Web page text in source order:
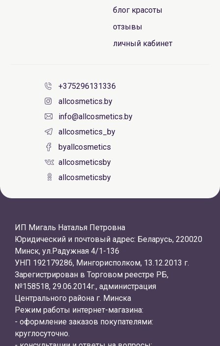
блог красоты
отзывы
личный кабинет
+375296131336
allcosmetics.by
info@allcosmetics.by
allcosmetics_by
byallcosmetics
allcosmeticsby
allcosmeticsby
ИП Мигаль Наталья Петровна
Юридический и почтовый адрес: Беларусь, 220020
Минск, ул.Радужная 4/1-136
УНП 192179286, Мингорисполком, 13.12.2013 г.
Зарегистрирован в Торговом реестре РБ,
№158518, 29.06.2014г., администрация
Центрального района г. Минска
Режим работы интернет-магазина:
- оформление заказов покупателями:
круглосуточно.